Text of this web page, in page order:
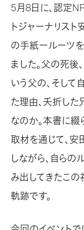
5月8日に、認定
トジャーナリス
の手紙ールーツ
ました。父の死後
いう父の、そして
た理由、夭折した
なのか。本書に
取材を通じて、
しながら、自ら
み出してきたこ
軌跡です。